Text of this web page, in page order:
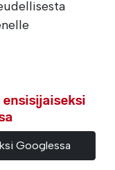
Googlessa